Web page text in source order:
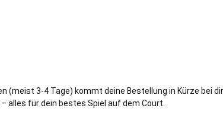
(meist 3-4 Tage) kommt deine Bestellung in Kürze bei
alles für dein bestes Spiel auf dem Court.